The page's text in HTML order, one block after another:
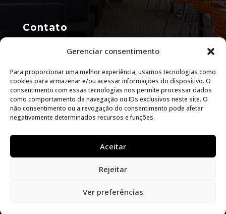
Gerenciar consentimento
Para proporcionar uma melhor experiência, usamos tecnologias como
cookies para armazenar e/ou acessar informações do dispositivo. O
consentimento com essas tecnologias nos permite processar dados
como comportamento da navegação ou IDs exclusivos neste site. O
não consentimento ou a revogação do consentimento pode afetar
negativamente determinados recursos e funções.
Aceitar
Rejeitar
Ver preferências
Contato
E-mail: atualle@atualle.com.br
Telefone: 0800 606 1551
WhatsApp: (41) 3029-8888
Atualle Móveis © 2026. Todos os direitos